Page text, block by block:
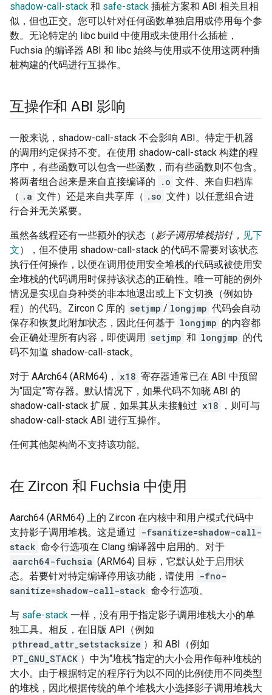
shadow-call-stack 和 safe-stack 插桩方案和 ABI 相关且相
似，但也正交。您可以针对任何函数单独启用或停用每个参
数。无论特定的 libc build 中使用或未使用什么插桩，
Fuchsia 的编译器 ABI 和 libc 始终与使用或不使用这两种插
桩构建的代码进行互操作。
互操作和 ABI 影响
一般来说，shadow-call-stack 不会影响 ABI。特定于机器
的调用约定保持不变。在使用 shadow-call-stack 构建的程
序中，有些函数可以包含一些函数，而有些函数则不包含。
将两者组合起来是来自直接编译的
.o 文件、来自归档库
（ .a 文件）还是来自共享库（ .so 文件）以任意组合进
行合并无关紧要。
虽然各线程还有一些额外的状态（影子调用堆栈指针， 见下
文），但不使用 shadow-call-stack 的代码不需要对该状态
执行任何操作，以便在调用使用安全堆栈的代码或被使用安
全堆栈的代码调用时保持该状态的正确性。唯一可能的例外
情况是实现自身种类的非本地退出或上下文切换（例如协
程）的代码。Zircon C 库的 setjmp / longjmp 代码会自动
保存和恢复此附加状态，因此任何基于 longjmp 的内容都
会正确处理所有内容，即使调用 setjmp 和 longjmp 的代
码不知道 shadow-call-stack。
对于 AArch64 (ARM64)， x18 寄存器通常已在 ABI 中预留
为“固定”寄存器。默认情况下，如果代码不知晓 ABI 的
shadow-call-stack 扩展，如果其从未接触过 x18
，则可与
shadow-call-stack ABI 进行互操作。
任何其他架构尚不支持该功能。
在 Zircon 和 Fuchsia 中使用
Aarch64 (ARM64) 上的 Zircon 在内核中和用户模式代码中
支持影子调用堆栈。这是通过 -fsanitize=shadow-call-
stack 命令行选项在 Clang 编译器中启用的。对于
aarch64-fuchsia (ARM64) 目标，它默认处于启用状
态。若要针对特定编译停用该功能，请使用 -fno-
sanitize=shadow-call-stack 命令行选项。
与 safe-stack 一样，没有用于指定影子调用堆栈大小的单
独工具。相反，在旧版 API（例如
pthread_attr_setstacksize ）和 ABI（例如
PT_GNU_STACK ）中为“堆栈”指定的大小会用作每种堆栈的
大小。由于根据特定的程序行为以不同的比例使用不同类型
的堆栈，因此根据传统的单个堆栈大小选择影子调用堆栈大